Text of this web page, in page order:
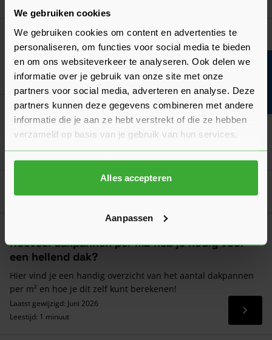
We gebruiken cookies
We gebruiken cookies om content en advertenties te
personaliseren, om functies voor social media te bieden
en om ons websiteverkeer te analyseren. Ook delen we
informatie over je gebruik van onze site met onze
partners voor social media, adverteren en analyse. Deze
partners kunnen deze gegevens combineren met andere
informatie die je aan ze hebt verstrekt of die ze hebben
verzameld op basis van je gebruik van hun services.
Alles accepteren
Aanpassen
Monier Halfronde Beginvorst
Verkrijgbaar in 24 kleuren
Vanaf41,20per stuk
Monier Halfronde Eindvorst
Verkrijgbaar in 23 kleuren
Vanaf41,20per stuk Ga
Goed voorbereid aan de slag
Hoeveel dakpannen per m2 heb je nodig voor
een hellend dak?
Hier vind je een handig overzicht van het aantal dakpannen
per m² en hoe je dit zelf kunt berekenen!
Laatst gewijzigd: Juni 2026
Leestijd: 1 minuut
Lees